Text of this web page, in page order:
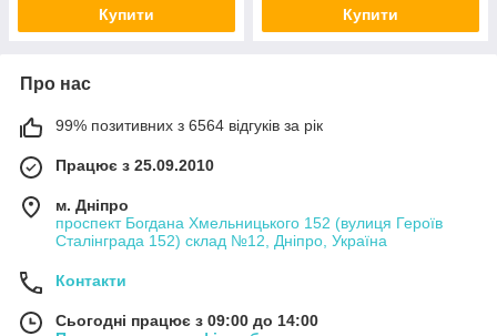
Купити Купити
Про нас
99% позитивних з 6564 відгуків за рік
Працює з 25.09.2010
м. Дніпро
проспект Богдана Хмельницького 152 (вулиця Героїв
Сталінграда 152) склад №12, Дніпро, Україна
Контакти
Сьогодні працює з 09:00 до 14:00